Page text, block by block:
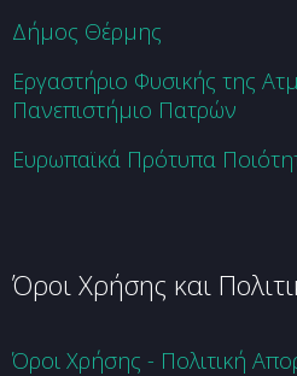
Δήμος Θέρμης
Εργαστήριο Φυσικής της
Πανεπιστήμιο Πατρών
Ευρωπαϊκά Πρότυπα
Όροι Χρήσης και
Όροι Χρήσης - Πολιτική